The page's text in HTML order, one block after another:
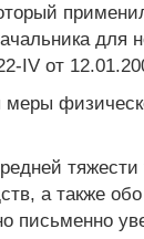
IV от
а также
письменно